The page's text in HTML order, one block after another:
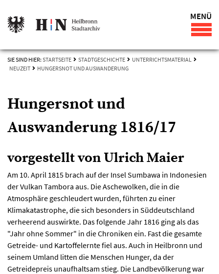
MENÜ
SIE SIND HIER: STARTSEITE STADTGESCHICHTE
UNTERRICHTSMATERIAL
NEUZEIT
HUNGERSNOT UND AUSWANDERUNG
Hungersnot und
Auswanderung 1816/17
vorgestellt von Ulrich Maier
Am 10. April 1815 brach auf der Insel Sumbawa in Indonesien
der Vulkan Tambora aus. Die Aschewolken, die in die
Atmosphäre geschleudert wurden, führten zu einer
Klimakatastrophe, die sich besonders in Süddeutschland
verheerend auswirkte. Das folgende Jahr 1816 ging als das
"Jahr ohne Sommer" in die Chroniken ein. Fast die gesamte
Getreide- und Kartoffelernte fiel aus. Auch in Heilbronn und
seinem Umland litten die Menschen Hunger, da der
Getreidepreis unaufhaltsam stieg. Die Landbevölkerung war